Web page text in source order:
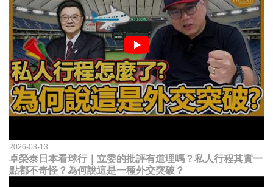
2026-03-13
卓榮泰日本看球行｜立委的批評有道理嗎？私人行程其實一
點都不奇怪？為何說這是一種外交突破？